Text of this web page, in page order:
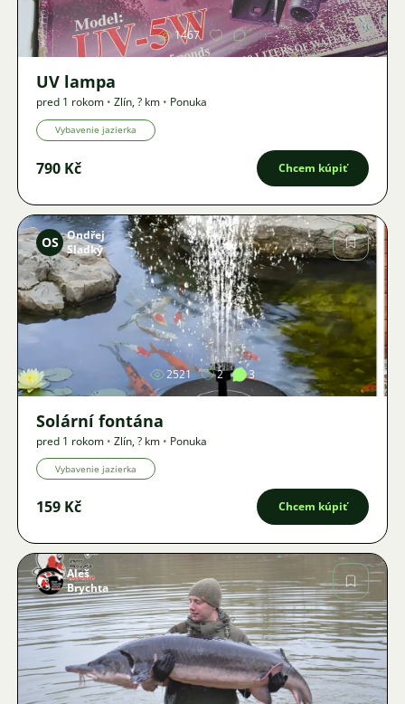
1467
UV lampa
pred 1 rokom • Zlín,? km • Ponuka
Vybavenie jazierka
790 Kč Chcem kúpiť
Obrázok
OS Ondřej
Sladký
2521 2 3
Solární fontána
pred 1 rokom • Zlín,? km • Ponuka
Vybavenie jazierka
159 Kč Chcem kúpiť
Obrázok
Aleš
Brychta